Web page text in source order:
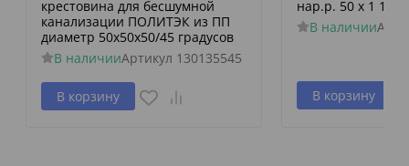
крестовина для бесшумной
канализации ПОЛИТЭК из ПП
диаметр 50х50х50/45 градусов
В наличииАртикул 130135545
В корзину
нар.р. 50 х 1 1/2
В наличии
В корзину